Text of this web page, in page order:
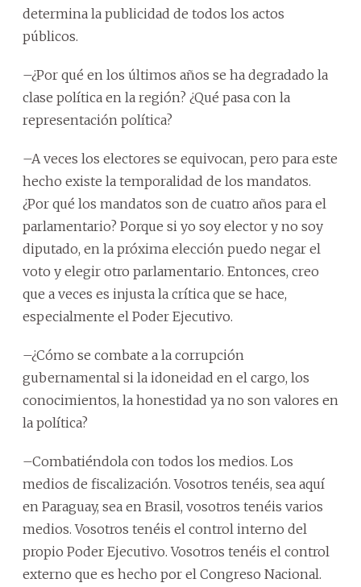
determina la publicidad de todos los actos
públicos.
–¿Por qué en los últimos años se ha degradado la
clase política en la región? ¿Qué pasa con la
representación política?
–A veces los electores se equivocan, pero para este
hecho existe la temporalidad de los mandatos.
¿Por qué los mandatos son de cuatro años para el
parlamentario? Porque si yo soy elector y no soy
diputado, en la próxima elección puedo negar el
voto y elegir otro parlamentario. Entonces, creo
que a veces es injusta la crítica que se hace,
especialmente el Poder Ejecutivo.
–¿Cómo se combate a la corrupción
gubernamental si la idoneidad en el cargo, los
conocimientos, la honestidad ya no son valores en
la política?
–Combatiéndola con todos los medios. Los
medios de fiscalización. Vosotros tenéis, sea aquí
en Paraguay, sea en Brasil, vosotros tenéis varios
medios. Vosotros tenéis el control interno del
propio Poder Ejecutivo. Vosotros tenéis el control
externo que es hecho por el Congreso Nacional.